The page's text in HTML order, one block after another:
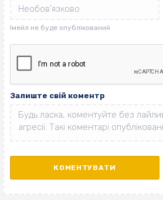
Залиште свій коментр